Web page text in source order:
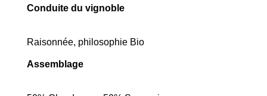
Conduite du vignoble
Raisonnée, philosophie Bio
Assemblage